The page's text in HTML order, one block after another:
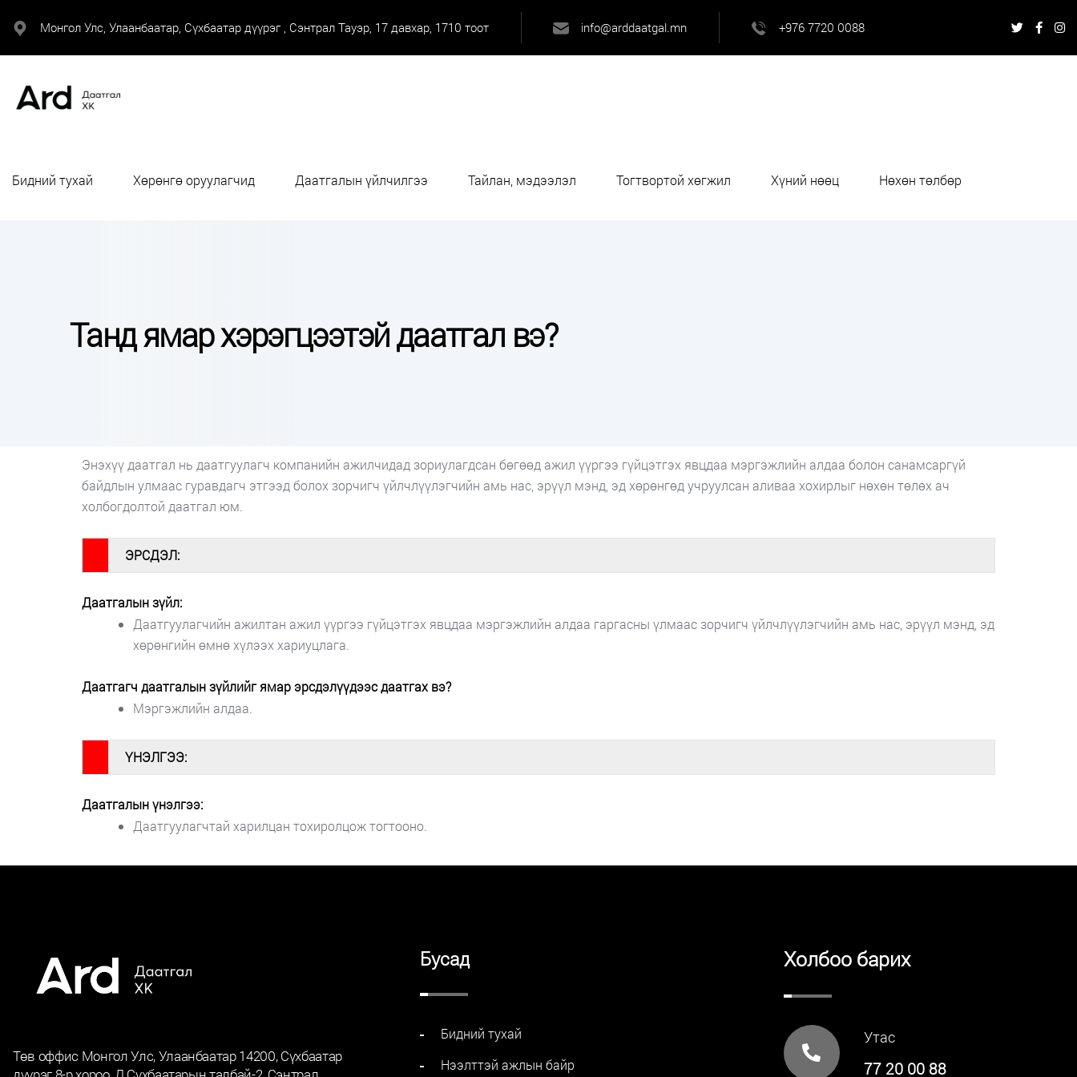
Монгол Улс, Улаанбаатар, Сүхбаатар дүүрэг , Сэнтрал Тауэр, 17 давхар, 1710 тоот info@arddaatgal.mn +976 7720 0088
Бидний тухай Хөрөнгө оруулагчид Даатгалын үйлчилгээ Тайлан, мэдээлэл Тогтвортой хөгжил Хүний нөөц Нөхөн төлбөр
Танд ямар хэрэгцээтэй даатгал вэ?
Энэхүү даатгал нь даатгуулагч компанийн ажилчидад зориулагдсан бөгөөд ажил үүргээ гүйцэтгэх явцдаа мэргэжлийн алдаа болон санамсаргүй
байдлын улмаас гуравдагч этгээд болох зорчигч үйлчлүүлэгчийн амь нас, эрүүл мэнд, эд хөрөнгөд учруулсан аливаа хохирлыг нөхөн төлөх ач
холбогдолтой даатгал юм.
ЭРСДЭЛ:
Даатгалын зүйл:
Даатгуулагчийн ажилтан ажил үүргээ гүйцэтгэх явцдаа мэргэжлийн алдаа гаргасны үлмаас зорчигч үйлчлүүлэгчийн амь нас, эрүүл мэнд, эд
хөрөнгийн өмнө хүлээх хариуцлага.
Даатгагч даатгалын зүйлийг ямар эрсдэлүүдээс даатгах вэ?
Мэргэжлийн алдаа.
ҮНЭЛГЭЭ:
Даатгалын үнэлгээ:
Даатгуулагчтай харилцан тохиролцож тогтооно.
Төв оффис Монгол Улс, Улаанбаатар 14200, Сүхбаатар
Бусад
Бидний тухай
Нээлттэй ажлын байр
Холбоо барих
Утас
77 20 00 88